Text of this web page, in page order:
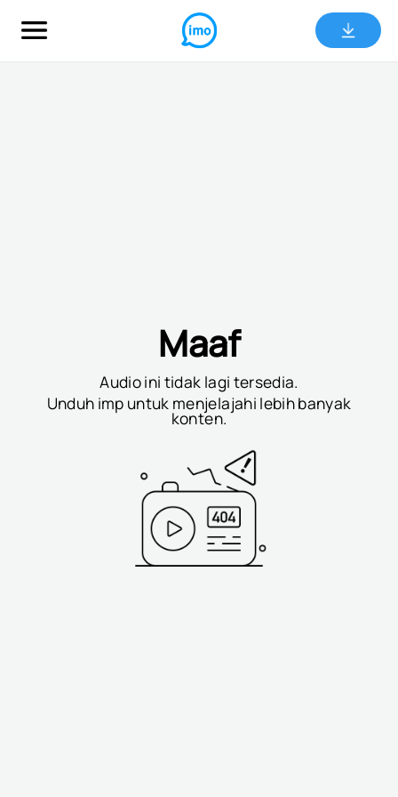
Maaf
Audio ini tidak lagi tersedia.
Unduh imp untuk menjelajahi lebih banyak
konten.